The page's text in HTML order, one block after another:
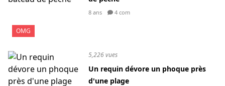
OMG
8 ans 4 com
5,226 vues
Un requin dévore un phoque près
d'une plage